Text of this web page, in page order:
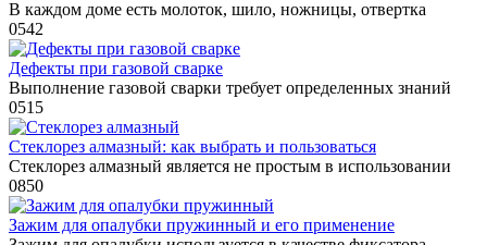
В каждом доме есть молоток, шило, ножницы, отвертка
0542
Дефекты при газовой сварке
Выполнение газовой сварки требует определенных знаний
0515
Стеклорез алмазный: как выбрать и пользоваться
Стеклорез алмазный является не простым в использовании
0850
Зажим для опалубки пружинный и его применение